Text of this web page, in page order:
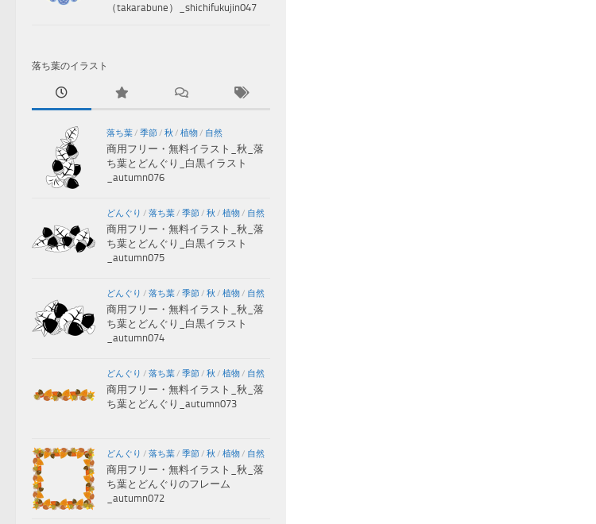
（takarabune）_shichifukujin047
落ち葉のイラスト
落ち葉 / 季節 / 秋 / 植物 / 自然
商用フリー・無料イラスト_秋_落
ち葉とどんぐり_白黒イラスト
_autumn076
どんぐり / 落ち葉 / 季節 / 秋 / 植物 / 自然
商用フリー・無料イラスト_秋_落
ち葉とどんぐり_白黒イラスト
_autumn075
どんぐり / 落ち葉 / 季節 / 秋 / 植物 / 自然
商用フリー・無料イラスト_秋_落
ち葉とどんぐり_白黒イラスト
_autumn074
どんぐり / 落ち葉 / 季節 / 秋 / 植物 / 自然
商用フリー・無料イラスト_秋_落
ち葉とどんぐり_autumn073
どんぐり / 落ち葉 / 季節 / 秋 / 植物 / 自然
商用フリー・無料イラスト_秋_落
ち葉とどんぐりのフレーム
_autumn072